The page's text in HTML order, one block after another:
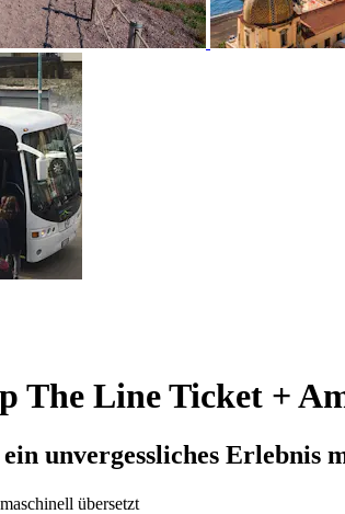
The Line Ticket +
unvergessliches Erlebnis
übersetzt